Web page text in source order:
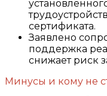
сертификата.
Заявлено
поддержка
снижает риск
Минусы и кому не